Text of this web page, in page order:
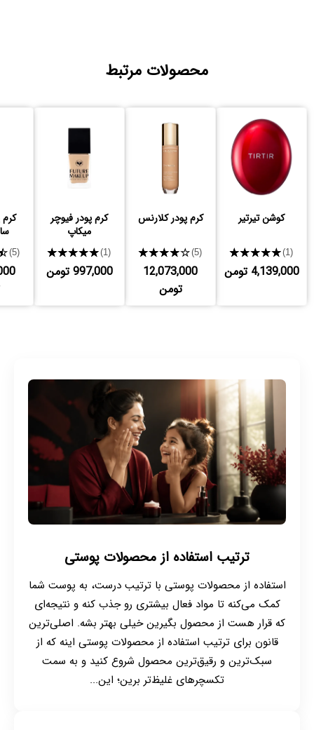
محصولات مرتبط
کوشن تیرتیر
★★★★★(1)
4,139,000 تومن
کرم پودر کلارنس
★★★★★(5)
12,073,000
تومن
کرم پودر فیوچر
میکاپ
★★★★★(1)
997,000 تومن
(5)
ترتیب استفاده از محصولات پوستی
استفاده از محصولات پوستی با ترتیب درست، به پوست شما
کمک می‌کنه تا مواد فعال بیشتری رو جذب کنه و نتیجه‌ای
که قرار هست از محصول بگیرین خیلی بهتر بشه. اصلی‌ترین
قانون برای ترتیب استفاده از محصولات پوستی اینه که از
سبک‌ترین و رقیق‌ترین محصول شروع کنید و به سمت
تکسچرهای غلیظ‌تر برین؛ این...